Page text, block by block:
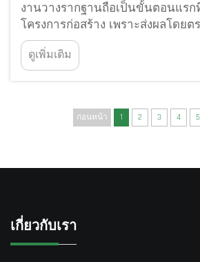
งานวางรากฐานถือเป็นขั้นตอนแร
โครงการก่อสร้าง เพราะส่งผลโดย
ของโครงสร้าง ความสามารถในกา
เสถียรภาพในระยะยาว วิธีการติดตั้
ดั้งเดิมมักต้องอาศัยเครื่องจักรเฉพา
ดูเพิ่มเติม
ก่อนหน้า 1 2 3 4 5
เกี่ยวกับเรา